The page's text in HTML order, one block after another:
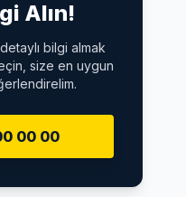
Alın!
bilgi almak
size en uygun
00 00